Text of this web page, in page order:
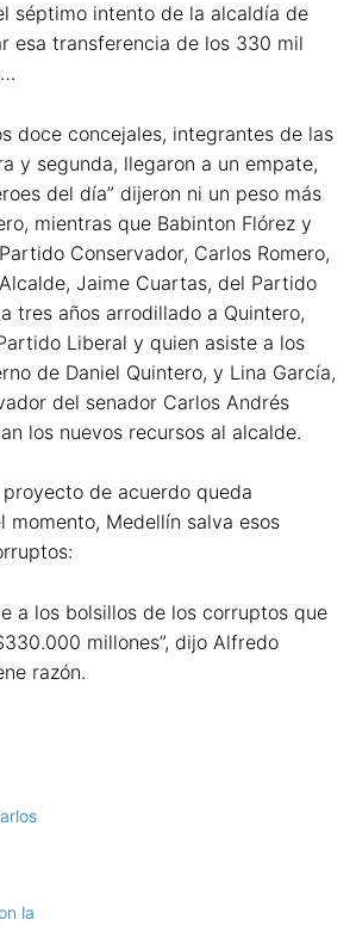
séptimo intento de la alcaldía de
esa transferencia de los 330 mil
doce concejales, integrantes de las
y segunda, llegaron a un empate,
del día” dijeron ni un peso más
mientras que Babinton Flórez y
Conservador, Carlos Romero,
Jaime Cuartas, del Partido
tres años arrodillado a Quintero,
Liberal y quien asiste a los
de Daniel Quintero, y Lina García,
del senador Carlos Andrés
los nuevos recursos al alcalde.
de acuerdo queda
momento, Medellín salva esos
a los bolsillos de los corruptos que
millones”, dijo Alfredo
razón.
la